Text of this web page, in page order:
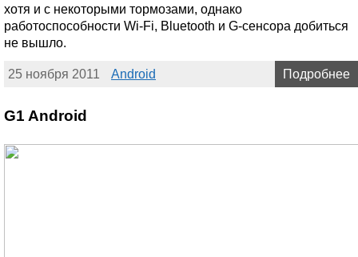
хотя и с некоторыми тормозами, однако
работоспособности Wi-Fi, Bluetooth и G-сенсора добиться
не вышло.
25 ноября 2011 Android Подробнее
G1 Android